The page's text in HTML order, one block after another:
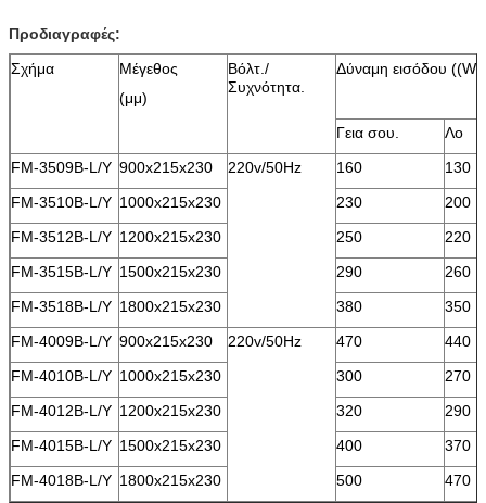
Προδιαγραφές:
Σχήμα
Μέγεθος
(μμ)
Βόλτ./
Συχνότητα.
Δύναμη εισόδου ((W)
Γεια σου.
Λο
FM-3509B-L/Y 900x215x230 220v/50Hz 160
130
FM-3510B-L/Y 1000x215x230 230
200
FM-3512B-L/Y 1200x215x230 250
220
FM-3515B-L/Y 1500x215x230 290
260
FM-3518B-L/Y 1800x215x230 380
350
FM-4009B-L/Y 900x215x230 220v/50Hz 470
440
FM-4010B-L/Y 1000x215x230 300
270
FM-4012B-L/Y 1200x215x230 320
290
FM-4015B-L/Y 1500x215x230 400
370
FM-4018B-L/Y 1800x215x230 500 470